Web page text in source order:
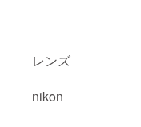
レンズ
nikon